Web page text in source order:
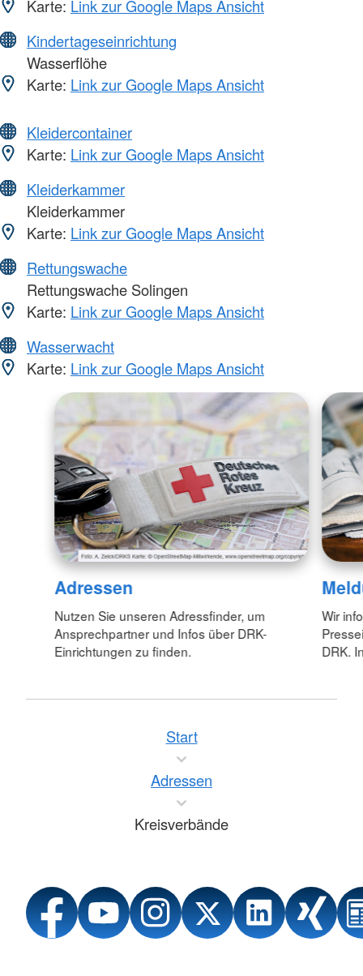
Karte: Link zur Google Maps Ansicht
Kindertageseinrichtung
Wasserflöhe
Karte: Link zur Google Maps Ansicht
Kleidercontainer
Karte: Link zur Google Maps Ansicht
Kleiderkammer
Kleiderkammer
Karte: Link zur Google Maps Ansicht
Rettungswache
Rettungswache Solingen
Karte: Link zur Google Maps Ansicht
Wasserwacht
Karte: Link zur Google Maps Ansicht
Adressen
Nutzen Sie unseren Adressfinder, um
Ansprechpartner und Infos über DRK-
Einrichtungen zu finden.
Wir
DRK.
Start
Adressen
Kreisverbände